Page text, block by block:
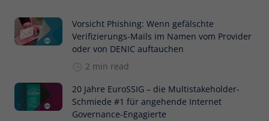
Vorsicht Phishing: Wenn gefälschte
Verifizierungs-Mails im Namen vom Provider
oder von DENIC auftauchen
2 min read
20 Jahre EuroSSIG – die Multistakeholder-
Schmiede #1 für angehende Internet
Governance-Engagierte